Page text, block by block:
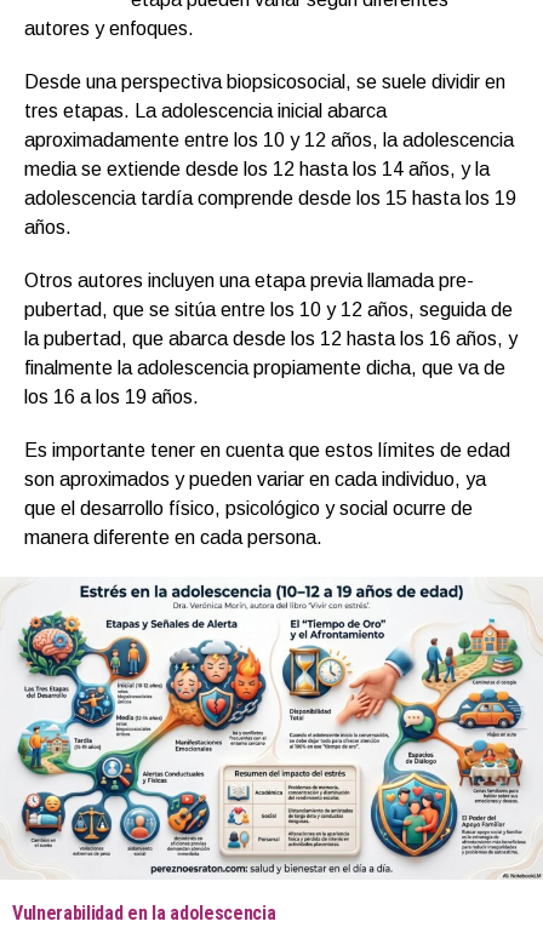
autores y enfoques.
Desde una perspectiva biopsicosocial, se suele dividir en
tres etapas. La adolescencia inicial abarca
aproximadamente entre los 10 y 12 años, la adolescencia
media se extiende desde los 12 hasta los 14 años, y la
adolescencia tardía comprende desde los 15 hasta los 19
años.
Otros autores incluyen una etapa previa llamada pre-
pubertad, que se sitúa entre los 10 y 12 años, seguida de
la pubertad, que abarca desde los 12 hasta los 16 años, y
finalmente la adolescencia propiamente dicha, que va de
los 16 a los 19 años.
Es importante tener en cuenta que estos límites de edad
son aproximados y pueden variar en cada individuo, ya
que el desarrollo físico, psicológico y social ocurre de
manera diferente en cada persona.
Vulnerabilidad en la adolescencia